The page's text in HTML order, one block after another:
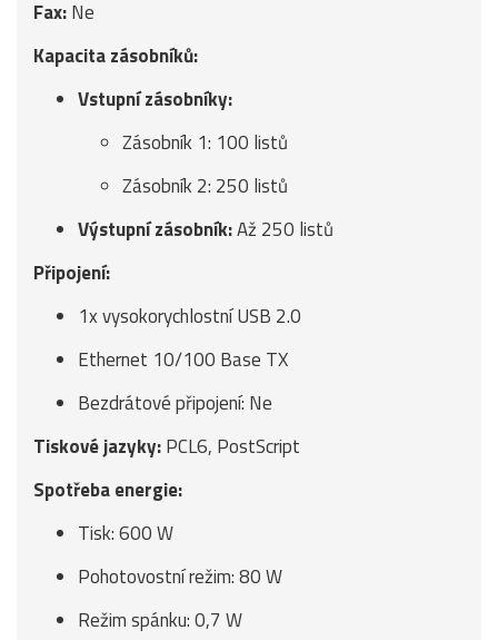
Fax:Ne
Kapacita zásobníků:
Vstupní zásobníky:
Zásobník 1: 100 listů
Zásobník 2: 250 listů
Výstupní zásobník:Až 250 listů
Připojení:
1x vysokorychlostní USB 2.0
Ethernet 10/100 Base TX
Bezdrátové připojení: Ne
Tiskové jazyky:PCL6, PostScript
Spotřeba energie:
Tisk: 600 W
Pohotovostní režim: 80 W
Režim spánku: 0,7 W